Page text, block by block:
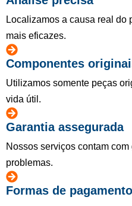
Localizamos a causa real do
mais eficazes.
Componentes
Utilizamos somente peças
vida útil.
Garantia assegurada
Nossos serviços contam
problemas.
Formas de pagamento